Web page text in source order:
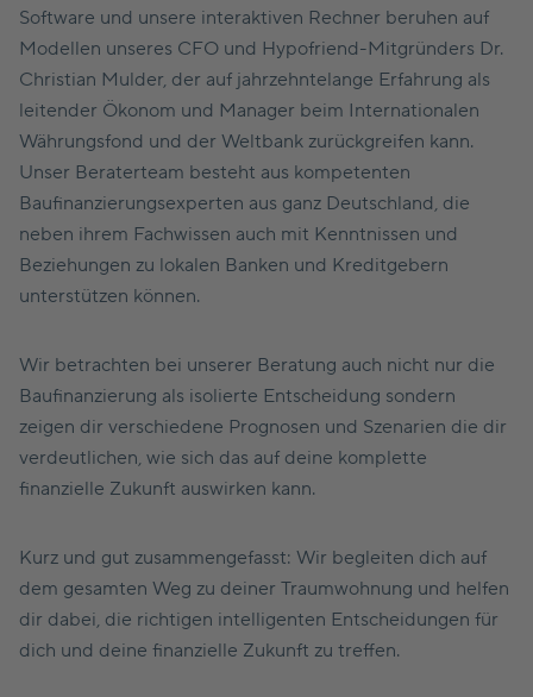
Software und unsere interaktiven Rechner beruhen auf
Modellen unseres CFO und Hypofriend-Mitgründers Dr.
Christian Mulder, der auf jahrzehntelange Erfahrung als
leitender Ökonom und Manager beim Internationalen
Währungsfond und der Weltbank zurückgreifen kann.
Unser Beraterteam besteht aus kompetenten
Baufinanzierungsexperten aus ganz Deutschland, die
neben ihrem Fachwissen auch mit Kenntnissen und
Beziehungen zu lokalen Banken und Kreditgebern
unterstützen können.
Wir betrachten bei unserer Beratung auch nicht nur die
Baufinanzierung als isolierte Entscheidung sondern
zeigen dir verschiedene Prognosen und Szenarien die dir
verdeutlichen, wie sich das auf deine komplette
finanzielle Zukunft auswirken kann.
Kurz und gut zusammengefasst: Wir begleiten dich auf
dem gesamten Weg zu deiner Traumwohnung und helfen
dir dabei, die richtigen intelligenten Entscheidungen für
dich und deine finanzielle Zukunft zu treffen.